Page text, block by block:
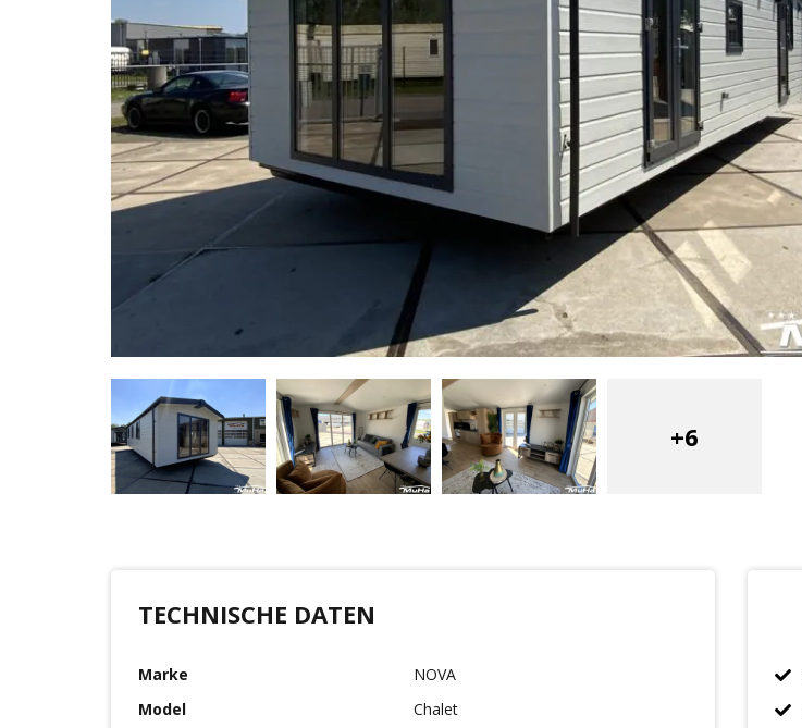
+6
TECHNISCHE DATEN
Marke
NOVA
Model
Chalet